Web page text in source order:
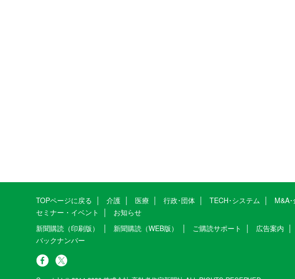
TOPページに戻る 介護 医療 行政･団体 TECH･システム M&A
セミナー・イベント
お知らせ
新聞購読（印刷版）
新聞購読（WEB版） ご購読サポート 広告案内
バックナンバー